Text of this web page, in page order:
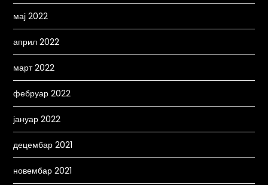
мај 2022
април 2022
март 2022
фебруар 2022
јануар 2022
децембар 2021
новембар 2021